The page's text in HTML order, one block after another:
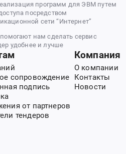
программ для ЭВМ путем
посредством
сети “Интернет”
нам сделать сервис
удобнее и лучше
сопровождение
подпись
от партнеров
тендеров
Компания
О компании
Контакты
Новости